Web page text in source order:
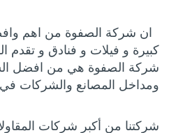
ان شركة الصفوة من اهم
كبيرة و فيلات و فنادق و
شركة الصفوة هي من افضل
ومداخل المصانع والشركات في
شركتنا من أكبر شركات